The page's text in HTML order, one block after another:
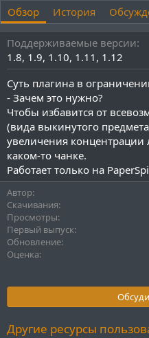
т
о
р
т
а
с
о
з
д
а
н
я
Обзор История
Поддерживаемые версии
1.8 1.9 1.10 1.11 1.12
Суть плагина в
- Зачем это нужно?
Чтобы избавится от
(вида выкинутого
увеличения
каком-то чанке.
Работает только на
Автор
Скачивания
Просмотры
Первый выпуск
Обновление
Оценка
Другие ресурсы